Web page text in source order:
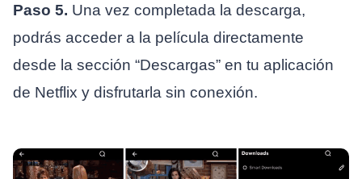
Paso 5. Una vez completada la descarga,
podrás acceder a la película directamente
desde la sección “Descargas” en tu aplicación
de Netflix y disfrutarla sin conexión.